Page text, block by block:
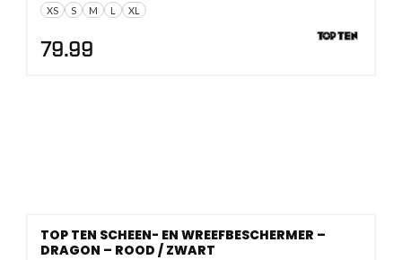
XS S M L XL
79.99
TOP TEN SCHEEN- EN WREEFBESCHERMER –
DRAGON – ROOD / ZWART